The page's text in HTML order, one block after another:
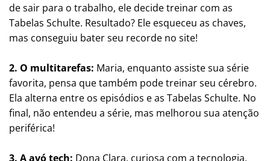
de sair para o trabalho, ele decide treinar com as
Tabelas Schulte. Resultado? Ele esqueceu as chaves,
mas conseguiu bater seu recorde no site!
2. O multitarefas: Maria, enquanto assiste sua série
favorita, pensa que também pode treinar seu cérebro.
Ela alterna entre os episódios e as Tabelas Schulte. No
final, não entendeu a série, mas melhorou sua atenção
periférica!
3. A avó tech: Dona Clara, curiosa com a tecnologia,